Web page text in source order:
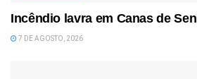
Incêndio lavra em Canas de
7 DE AGOSTO, 2026